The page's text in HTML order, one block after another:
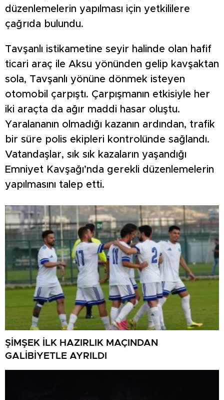
düzenlemelerin yapılması için yetkililere
çağrıda bulundu.
Tavşanlı istikametine seyir halinde olan hafif
ticari araç ile Aksu yönünden gelip kavşaktan
sola, Tavşanlı yönüne dönmek isteyen
otomobil çarpıştı. Çarpışmanın etkisiyle her
iki araçta da ağır maddi hasar oluştu.
Yaralananın olmadığı kazanın ardından, trafik
bir süre polis ekipleri kontrolünde sağlandı.
Vatandaşlar, sık sık kazaların yaşandığı
Emniyet Kavşağı’nda gerekli düzenlemelerin
yapılmasını talep etti.
ŞİMŞEK İLK HAZIRLIK MAÇINDAN
GALİBİYETLE AYRILDI